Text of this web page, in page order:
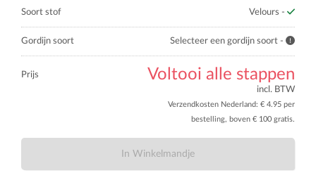
Soort stof Velours -
Gordijn soort Selecteer een gordijn soort -
Prijs Voltooi alle stappen
incl. BTW
Verzendkosten Nederland: € 4.95 per
bestelling, boven € 100 gratis.
In Winkelmandje